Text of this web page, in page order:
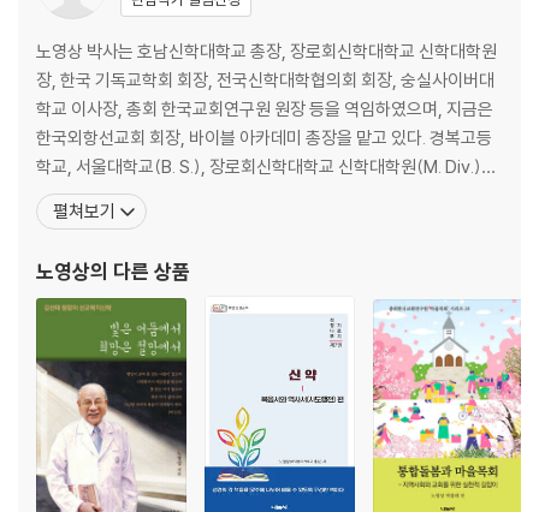
노영상 박사는 호남신학대학교 총장, 장로회신학대학교 신학대학원
장, 한국 기독교학회 회장, 전국신학대학협의회 회장, 숭실사이버대
학교 이사장, 총회 한국교회연구원 원장 등을 역임하였으며, 지금은
한국외항선교회 회장, 바이블 아카데미 총장을 맡고 있다. 경복고등
학교, 서울대학교(B. S.), 장로회신학대학교 신학대학원(M. Div.)에
서 공부했다. 장로회신학대학교 대학원 석사(Th. M.) 및 신학박사(T
h. D.)로 기독교윤리학을 전공했다. 저서에는 『영성과 윤리』(1991),
사회』(2000),
펼쳐보기
노영상의 다른 상품